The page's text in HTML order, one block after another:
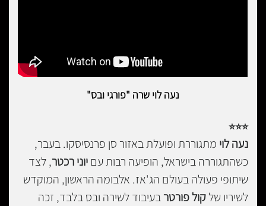
נעה לוי שרה "פורגי ובס"
⭐
⭐
⭐
נעה לוי מתגוררת ופועלת באזור סן פרנסיסקו. בעבר,
כשהתגוררה בישראל, הופיעה רבות עםיוני רכטר, לצד
שיתופי פעולה בעולם הג'אז. אלבומה הראשון, המוקדש
לשיריו שלקול פורטרבעיבוד לשירה ובס בלבד, זכה